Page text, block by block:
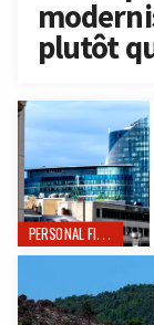
plutôt
PERSONAL FINANCE